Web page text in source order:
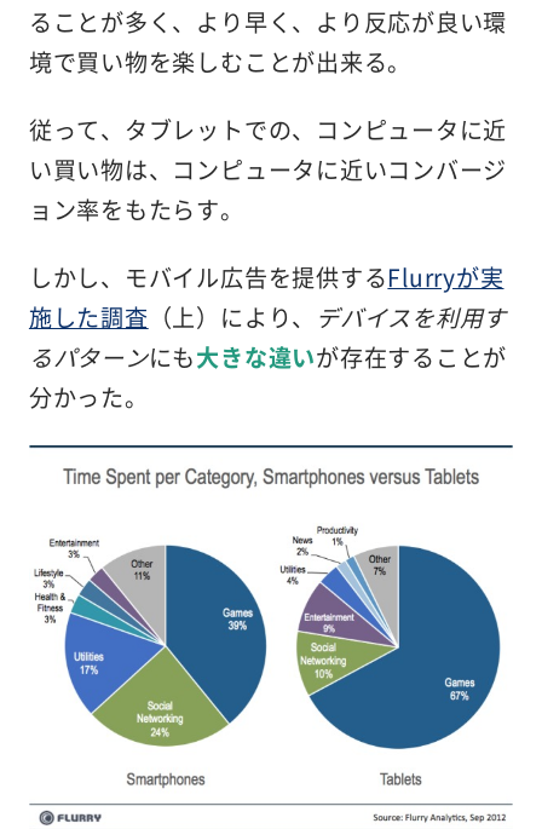
ることが多く、より早く、より反応が良い環
境で買い物を楽しむことが出来る。
従って、タブレットでの、コンピュータに近
い買い物は、コンピュータに近いコンバージ
ョン率をもたらす。
しかし、モバイル広告を提供するFlurryが実
施した調査 （上）により、 デバイスを利用す
るパターンにも大きな違いが存在することが
分かった。